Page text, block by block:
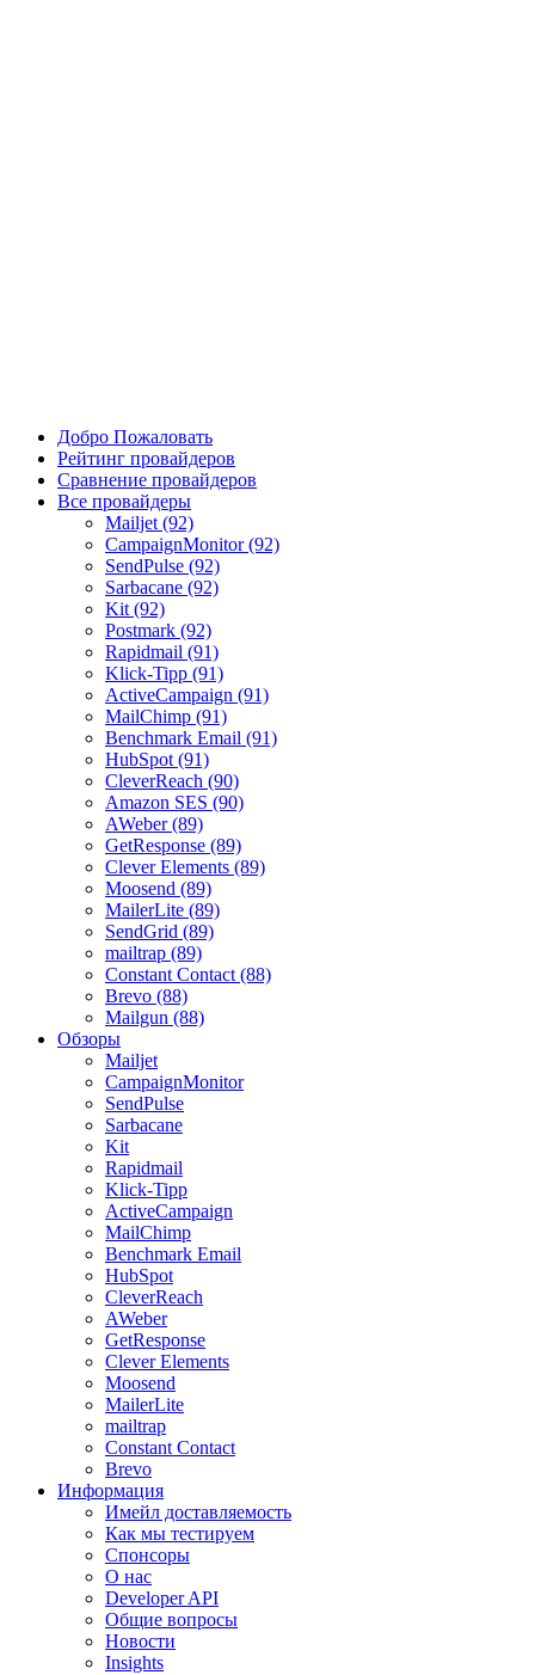
Добро Пожаловать
Рейтинг провайдеров
Сравнение провайдеров
Все провайдеры
Mailjet (92)
CampaignMonitor (92)
SendPulse (92)
Sarbacane (92)
Kit (92)
Postmark (92)
Rapidmail (91)
Klick-Tipp (91)
ActiveCampaign (91)
MailChimp (91)
Benchmark Email (91)
HubSpot (91)
CleverReach (90)
Amazon SES (90)
AWeber (89)
GetResponse (89)
Clever Elements (89)
Moosend (89)
MailerLite (89)
SendGrid (89)
mailtrap (89)
Constant Contact (88)
Brevo (88)
Mailgun (88)
Обзоры
Mailjet
CampaignMonitor
SendPulse
Sarbacane
Kit
Rapidmail
Klick-Tipp
ActiveCampaign
MailChimp
Benchmark Email
HubSpot
CleverReach
AWeber
GetResponse
Clever Elements
Moosend
MailerLite
mailtrap
Constant Contact
Brevo
Информация
Имейл доставляемость
Как мы тестируем
Спонсоры
О нас
Developer API
Общие вопросы
Новости
Insights